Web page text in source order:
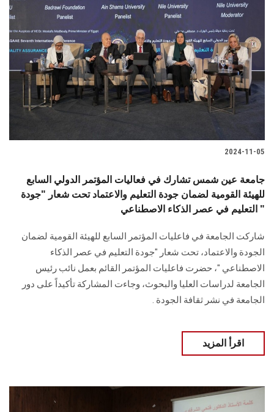
2024-11-05
جامعة عين شمس تشارك في فعاليات المؤتمر الدولي السابع
للهيئة القومية لضمان جودة التعليم والاعتماد تحت شعار "جودة
التعليم في عصر الذكاء الاصطناعي "
شاركت الجامعة في ‏فاعليات المؤتمر السابع للهيئة القومية لضمان
الجودة والاعتماد، تحت شعار "جودة التعليم في ‏عصر الذكاء
الاصطناعي‎ "، حضرت فاعليات المؤتمر القائم بعمل نائب رئيس
الجامعة لدراسات العليا والبحوث، وجاءت المشاركة تأكيداً على ‏دور
الجامعة في نشر ثقافة الجودة ‎.‎
اقرأ المزيد